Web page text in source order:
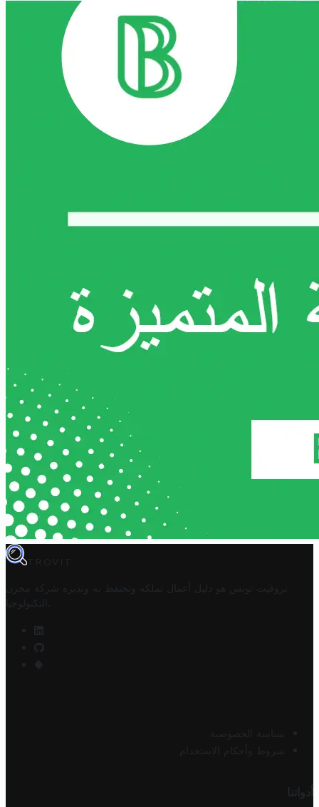
TROVIT
تروفيت تونس هو دليل أعمال تملكه وتحتفظ به وتديره
شركة مخزن
التكنولوجيا
سياسة الخصوصية
شروط وأحكام الاستخدام
أدواتنا